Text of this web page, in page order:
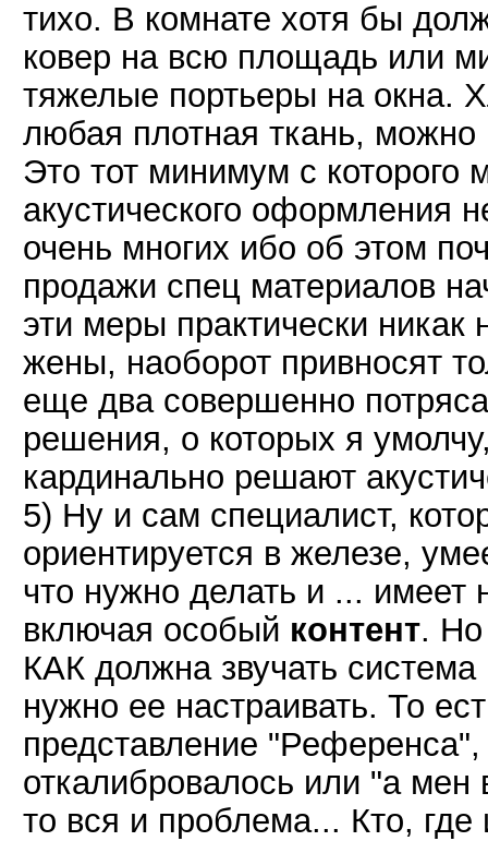
тихо. В комнате хотя бы
ковер на всю площадь или
тяжелые портьеры на окна.
любая плотная ткань, можно
Это тот минимум с которого
акустического оформления
очень многих ибо об этом
продажи спец материалов
эти меры практически
жены, наоборот привносят
еще два совершенно
решения, о которых я
кардинально решают
5) Ну и сам специалист,
ориентируется в железе,
что нужно делать и ... имеет
включая особый контент. Но
КАК должна звучать
нужно ее настраивать. То
представление
откалибровалось или "а мен
то вся и проблема... Кто, где